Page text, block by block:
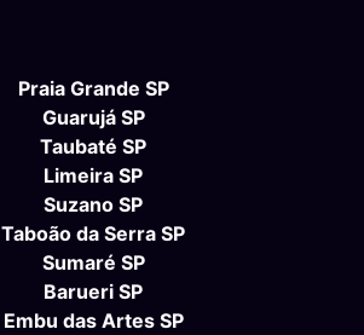
Praia Grande SP
Guarujá SP
Taubaté SP
Limeira SP
Suzano SP
Taboão da Serra SP
Sumaré SP
Barueri SP
Embu das Artes SP